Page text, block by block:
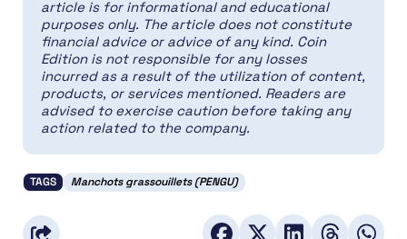
article is for informational and educational
purposes only. The article does not constitute
financial advice or advice of any kind. Coin
Edition is not responsible for any losses
incurred as a result of the utilization of content,
products, or services mentioned. Readers are
advised to exercise caution before taking any
action related to the company.
TAGS Manchots grassouillets (PENGU)